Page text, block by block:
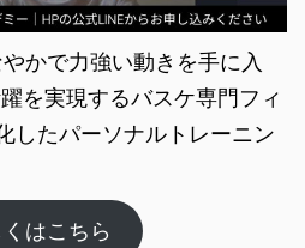
かで力強い動きを手に入
を実現するバスケ専門フィ
したパーソナルト​レーニン
はこちら